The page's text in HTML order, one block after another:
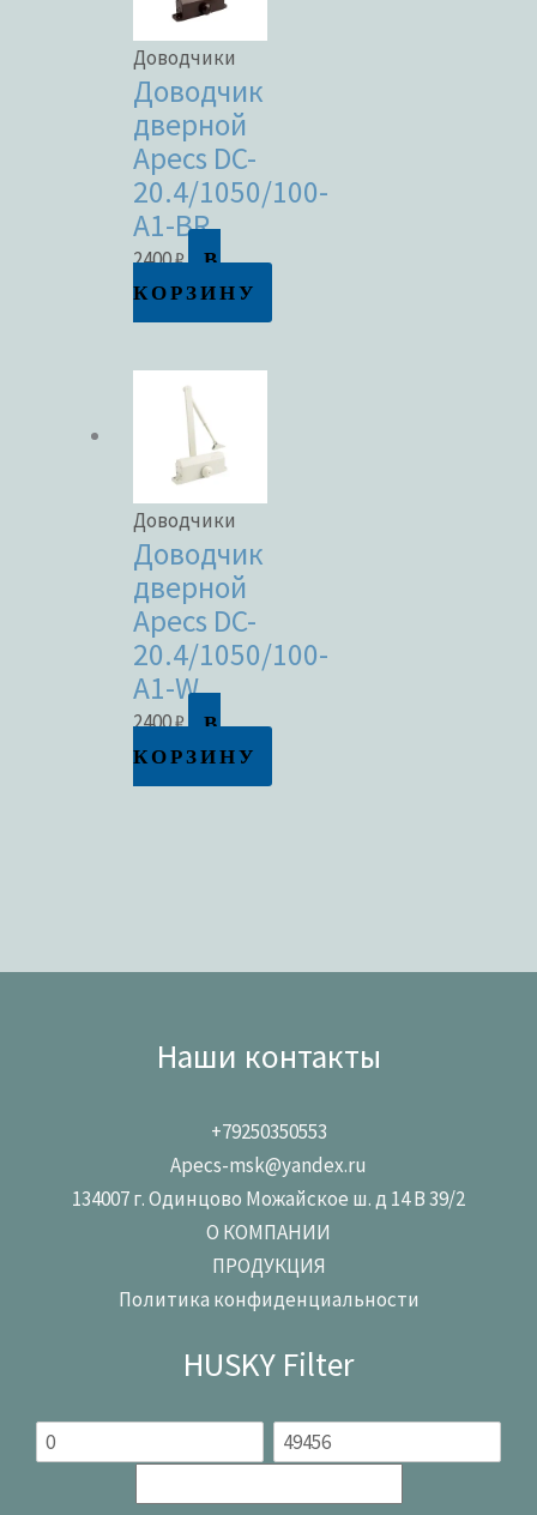
Доводчики
Доводчик
дверной
Apecs DC-
20.4/1050/100-
A1-BR
2400₽
В
КОРЗИНУ
Доводчики
Доводчик
дверной
Apecs DC-
20.4/1050/100-
A1-W
2400₽
В
КОРЗИНУ
Наши контакты
+79250350553
Apecs-msk@yandex.ru
134007 г. Одинцово Можайское ш. д 14 В 39/2
О КОМПАНИИ
ПРОДУКЦИЯ
Политика конфиденциальности
HUSKY Filter